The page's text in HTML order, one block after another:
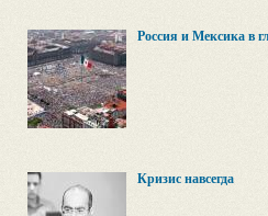
Россия и Мексика в
Кризис навсегда